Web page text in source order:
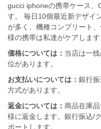
gucci iphoneの携帯ケース、
す。 毎日10個最近新デザイ
が多く、機種コンプリート
様の携帯は私達がケアします
価格については： 当店は一
位があります。
お支払いについては： 銀行
方式があります。
返金については： 商品在庫
様に返金します。銀行振込/
ポートします。